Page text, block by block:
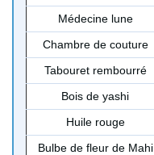
Médecine lune
Chambre de couture
Tabouret rembourré
Bois de yashi
Huile rouge
Bulbe de fleur de Mahi